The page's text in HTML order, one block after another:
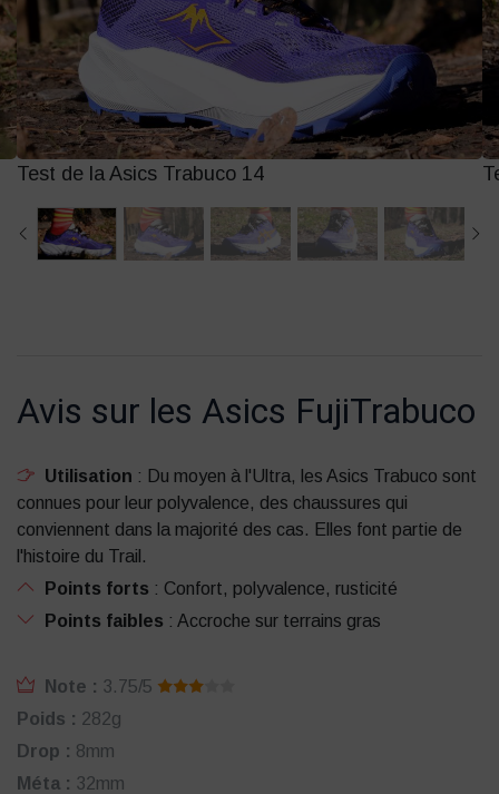
Test de la Asics Trabuco 14
Avis sur les Asics FujiTrabuco
Utilisation : Du moyen à l'Ultra, les Asics Trabuco sont
connues pour leur polyvalence, des chaussures qui
conviennent dans la majorité des cas. Elles font partie de
l'histoire du Trail.
Points forts : Confort, polyvalence, rusticité
Points faibles : Accroche sur terrains gras
Note : 3.75/5
Poids : 282g
Drop : 8mm
Méta : 32mm